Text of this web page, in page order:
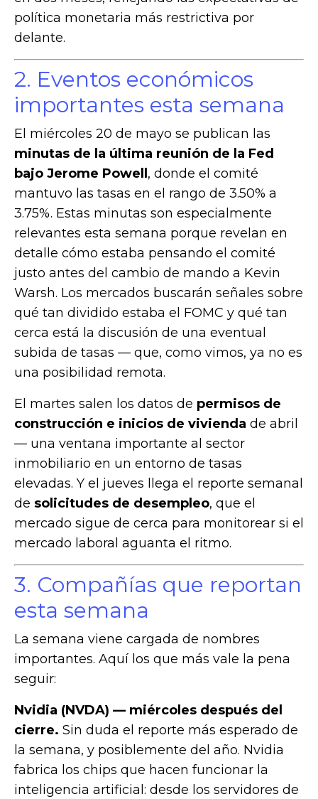
política monetaria más restrictiva por
delante.
2. Eventos económicos
importantes esta semana
El miércoles 20 de mayo se publican las
minutas de la última reunión de la Fed
bajo Jerome Powell , donde el comité
mantuvo las tasas en el rango de 3.50% a
3.75%. Estas minutas son especialmente
relevantes esta semana porque revelan en
detalle cómo estaba pensando el comité
justo antes del cambio de mando a Kevin
Warsh. Los mercados buscarán señales sobre
qué tan dividido estaba el FOMC y qué tan
cerca está la discusión de una eventual
subida de tasas — que, como vimos, ya no es
una posibilidad remota.
El martes salen los datos de permisos de
construcción e inicios de vivienda de abril
— una ventana importante al sector
inmobiliario en un entorno de tasas
elevadas. Y el jueves llega el reporte semanal
de solicitudes de desempleo, que el
mercado sigue de cerca para monitorear si el
mercado laboral aguanta el ritmo.
3. Compañías que reportan
esta semana
La semana viene cargada de nombres
importantes. Aquí los que más vale la pena
seguir:
Nvidia (NVDA) — miércoles después del
cierre. Sin duda el reporte más esperado de
la semana, y posiblemente del año. Nvidia
fabrica los chips que hacen funcionar la
inteligencia artificial: desde los servidores de